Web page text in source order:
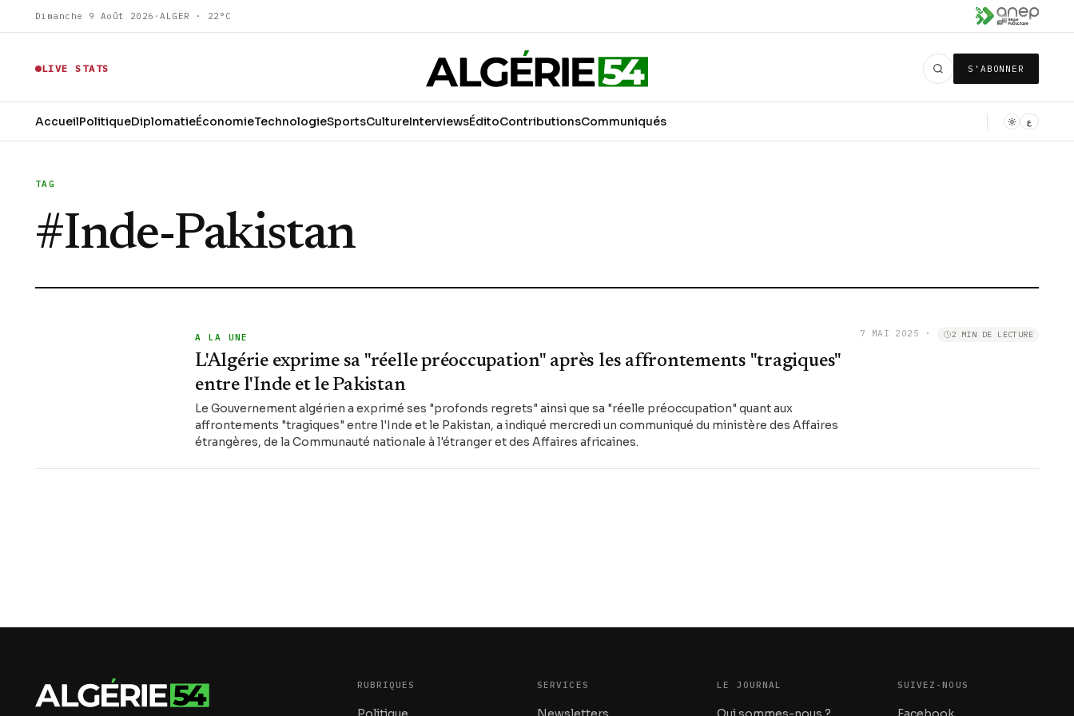
Dimanche 9 Août 2026 ·ALGER · 22°C
LIVE STATS S'ABONNER
AccueilPolitiqueDiplomatieÉconomieTechnologieSportsCultureInterviewsÉditoContributionsCommuniqués ع
TAG
#Inde-Pakistan
A LA UNE
L'Algérie exprime sa "réelle préoccupation" après les affrontements "tragiques"
entre l'Inde et le Pakistan
Le Gouvernement algérien a exprimé ses "profonds regrets" ainsi que sa "réelle préoccupation" quant aux
affrontements "tragiques" entre l'Inde et le Pakistan, a indiqué mercredi un communiqué du ministère des Affaires
étrangères, de la Communauté nationale à l'étranger et des Affaires africaines.
7 MAI 2025 · 2 MIN DE LECTURE
RUBRIQUES SERVICES LE JOURNAL SUIVEZ-NOUS